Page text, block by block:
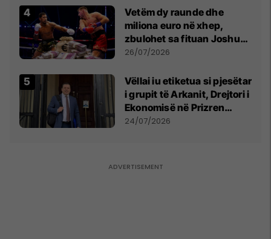
Vetëm dy raunde dhe
miliona euro në xhep,
zbulohet sa fituan Joshua
e Prenga
26/07/2026
Vëllai iu etiketua si pjesëtar
i grupit të Arkanit, Drejtori i
Ekonomisë në Prizren
mohon pretendimet
24/07/2026